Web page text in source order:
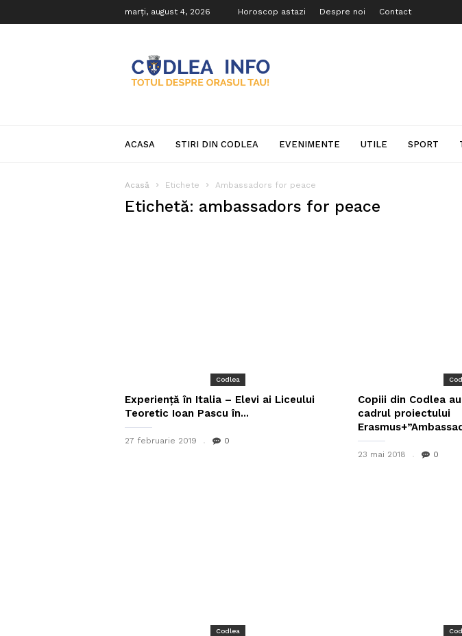
marți, august 4, 2026 Horoscop astazi Despre noi Contact
Info
ACASA STIRI DIN CODLEA EVENIMENTE UTILE SPORT
Acasă Etichete Ambassadors for peace
Etichetă: ambassadors for peace
Codlea
Experiență în Italia – Elevi ai Liceului
Teoretic Ioan Pascu în...
27 februarie 2019 0
Copiii din Codlea
cadrul proiectului
23 mai 2018 0
Codlea